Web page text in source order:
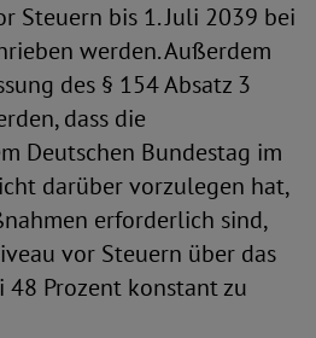
Steuern bis 1. Juli 2039 bei
werden. Außerdem
des § 154 Absatz 3
dass die
Deutschen Bundestag im
darüber vorzulegen hat,
erforderlich sind,
vor Steuern über das
48 Prozent konstant zu